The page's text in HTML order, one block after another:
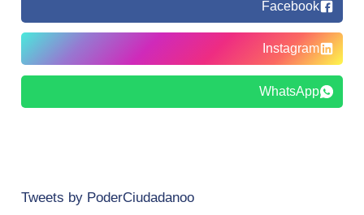
Facebook
Instagram
WhatsApp
Tweets by PoderCiudadanoo